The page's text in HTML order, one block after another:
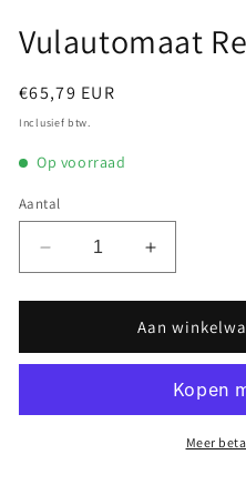
Vulautomaat
Normale
prijs
€65,79 EUR
Inclusief btw.
Op voorraad
Aantal
Aantal
verlagen
voor
Vulautomaat
Regenton
Aantal
verhogen
voor
Regenton
Aan
Meer